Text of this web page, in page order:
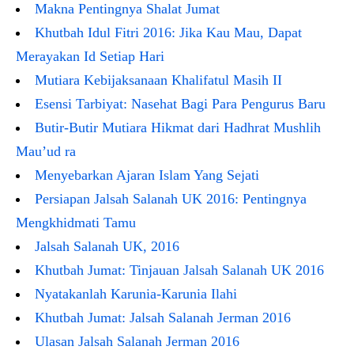
Makna Pentingnya Shalat Jumat
Khutbah Idul Fitri 2016: Jika Kau Mau, Dapat
Merayakan Id Setiap Hari
Mutiara Kebijaksanaan Khalifatul Masih II
Esensi Tarbiyat: Nasehat Bagi Para Pengurus Baru
Butir-Butir Mutiara Hikmat dari Hadhrat Mushlih
Mau’ud ra
Menyebarkan Ajaran Islam Yang Sejati
Persiapan Jalsah Salanah UK 2016: Pentingnya
Mengkhidmati Tamu
Jalsah Salanah UK, 2016
Khutbah Jumat: Tinjauan Jalsah Salanah UK 2016
Nyatakanlah Karunia-Karunia Ilahi
Khutbah Jumat: Jalsah Salanah Jerman 2016
Ulasan Jalsah Salanah Jerman 2016